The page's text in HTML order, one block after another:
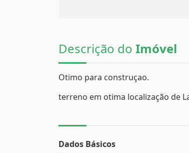
Descrição do Imóvel
Otimo para construçao.
terreno em otima localização de
Dados Básicos